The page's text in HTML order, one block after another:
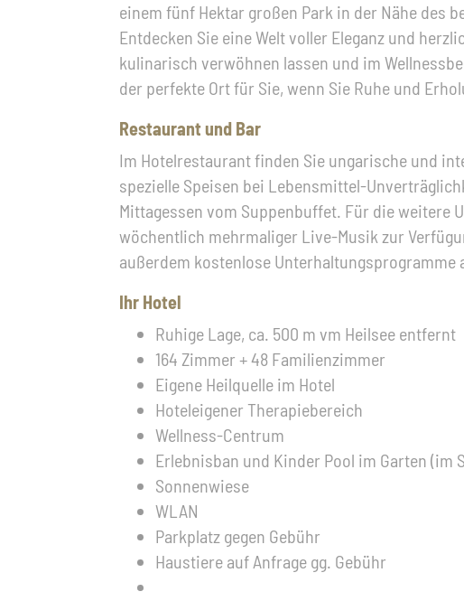
einem fünf Hektar großen Park in der Nähe des
Entdecken Sie eine Welt voller Eleganz und
kulinarisch verwöhnen lassen und im
der perfekte Ort für Sie, wenn Sie Ruhe und
Restaurant und Bar
Im Hotelrestaurant finden Sie ungarische und
spezielle Speisen bei Lebensmittel-
Mittagessen vom Suppenbuffet. Für die weitere
wöchentlich mehrmaliger Live-Musik zur
außerdem kostenlose Unterhaltungsprogramme
Ihr Hotel
Ruhige Lage, ca. 500 m vm Heilsee entfernt
164 Zimmer + 48 Familienzimmer
Eigene Heilquelle im Hotel
Hoteleigener Therapiebereich
Wellness-Centrum
Erlebnisban und Kinder Pool im Garten (im
Sonnenwiese
WLAN
Parkplatz gegen Gebühr
Haustiere auf Anfrage gg. Gebühr